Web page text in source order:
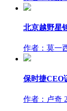
北京越野星
作者：莫一
保时捷CEO
作者：卢奇